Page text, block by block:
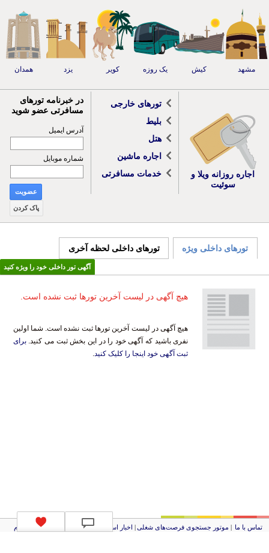
مشهد کیش یک روزه کویر یزد همدان
اجاره روزانه ویلا و
سوئیت
تورهای خارجی
بلیط
هتل
اجاره ماشین
خدمات مسافرتی
در خبرنامه تورهای
مسافرتی عضو شوید
آدرس ایمیل
شماره موبایل
عضویت
پاک کردن
تورهای داخلی ویژه تورهای داخلی لحظه آخری
آگهی تور داخلی خود را ویژه کنید
هیچ آگهی در لیست آخرین تورها ثبت نشده است.
هیچ آگهی در لیست آخرین تورها ثبت نشده است. شما اولین
نفری باشید که آگهی خود را در این بخش ثبت می کنید.برای
ثبت آگهی خود اینجا را کلیک کنید.
تماس با ما موتور جستجوی فرصت‌های شغلی اخبار استخدام |استخدام‌های دولتی|
استخدام‌